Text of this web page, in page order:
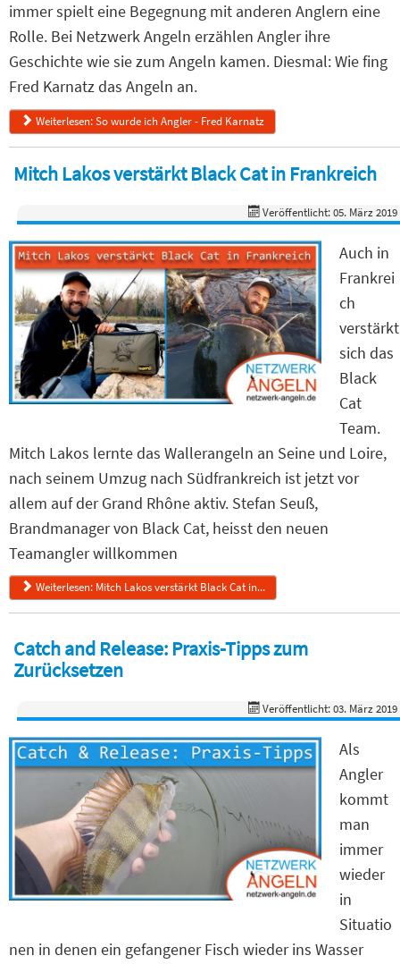
immer spielt eine Begegnung mit anderen Anglern eine
Rolle. Bei Netzwerk Angeln erzählen Angler ihre
Geschichte wie sie zum Angeln kamen. Diesmal: Wie fing
Fred Karnatz das Angeln an.
Weiterlesen: So wurde ich Angler - Fred Karnatz
Mitch Lakos verstärkt Black Cat in Frankreich
Veröffentlicht: 05. März 2019
Auch in
Frankrei
ch
verstärkt
sich das
Black
Cat
Team.
Mitch Lakos lernte das Wallerangeln an Seine und Loire,
nach seinem Umzug nach Südfrankreich ist jetzt vor
allem auf der Grand Rhône aktiv. Stefan Seuß,
Brandmanager von Black Cat, heisst den neuen
Teamangler willkommen
Weiterlesen: Mitch Lakos verstärkt Black Cat in...
Catch and Release: Praxis-Tipps zum
Zurücksetzen
Veröffentlicht: 03. März 2019
Als
Angler
kommt
man
immer
wieder
in
Situatio
nen in denen ein gefangener Fisch wieder ins Wasser